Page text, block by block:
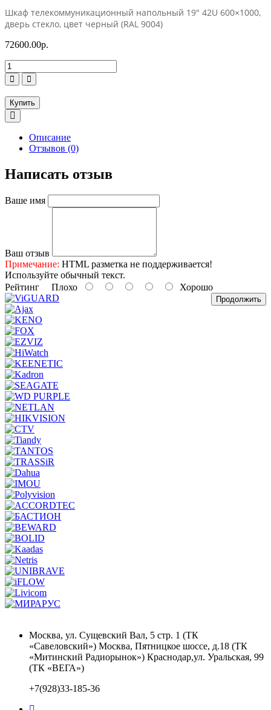
Шкаф телекоммуникационный напольный 19″ 42U 600×1000,
дверь стекло, цвет черный (RAL 9004)
72600.00р.
Купить
Описание
Отзывов (0)
Написать отзыв
Ваше имя
Ваш отзыв
Примечание: HTML разметка не поддерживается!
Используйте обычный текст.
Рейтинг Плохо Хорошо
Продолжить
Москва, ул. Сущевский Вал, 5 стр. 1 (ТК
«Савеловский») Москва, Пятницкое шоссе, д.18 (ТК
«Митинский Радиорынок») Краснодар,ул. Уральская, 99
(ТК «ВЕГА»)
+7(928)33-185-36